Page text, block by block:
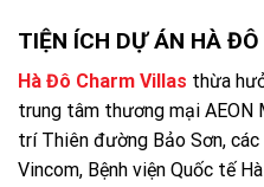
TIỆN ÍCH DỰ ÁN HÀ
Hà Đô Charm Villas thừa
trung tâm thương mại AEON
trí Thiên đường Bảo Sơn,
Vincom, Bệnh viện Quốc tế